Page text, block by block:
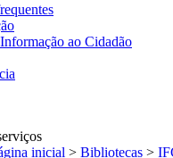
ao Cidadão
inicial > Bibliotecas >